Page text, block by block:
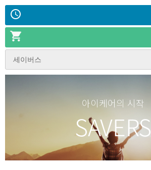
세이버스
아이케어의 시작
SAVERS